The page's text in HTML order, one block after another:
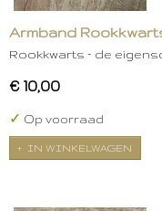
Armband
Rookkwarts – de
€ 10,00
✓ Op voorraad
IN WINKELWAGEN